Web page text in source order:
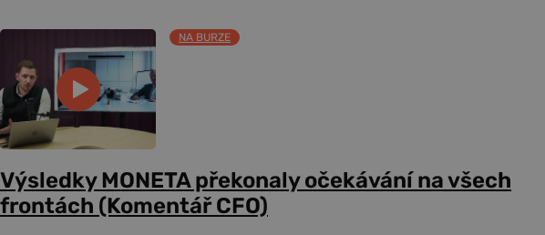
NA BURZE
Výsledky MONETA překonaly očekávání na všech
frontách (Komentář CFO)